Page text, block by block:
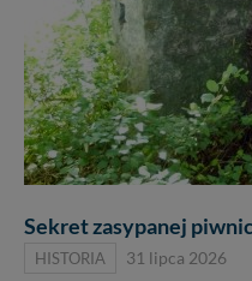
Sekret zasypanej
HISTORIA 31 lipca 2026